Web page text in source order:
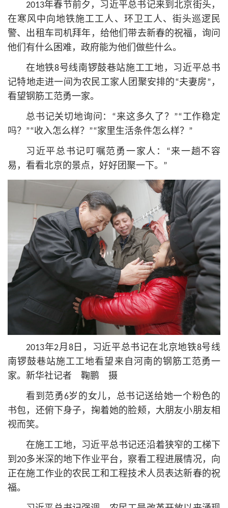
2013年春节前夕，习近平总书记来到北京街头，
在寒风中向地铁施工工人、环卫工人、街头巡逻民
警、出租车司机拜年，给他们带去新春的祝福，询问
他们有什么困难，政府能为他们做些什么。
在地铁8号线南锣鼓巷站施工工地，习近平总书
记特地走进一间为农民工家人团聚安排的“夫妻房”，
看望钢筋工范勇一家。
总书记关切地询问：“来这多久了？”“工作稳定
吗？”“收入怎么样？”“家里生活条件怎么样？”
习 近平 总 书记叮嘱范勇一家人：“来一趟不容
易，看看北京的景点，好好团聚一下。”
2013年2月8日，习近平总书记在北京地铁8号线
南锣鼓巷站施工工地看望来自河南的钢筋工范勇一
家。新华社记者 鞠鹏 摄
看到范勇6岁的女儿， 总书记送给她一个粉色的
书包，还俯下身子，掬着她的脸颊，大朋友小朋友相
视而笑。
在施工工地，习近平总书记还沿着狭窄的工梯下
到20多米深的地下作业平台，察看工程进展情况，向
正在施工作业的农民工和工程技术人员表达新春的祝
福。